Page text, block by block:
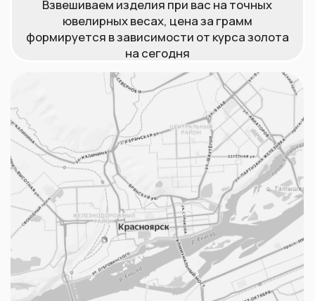
Для проверки драгоценных металлов мы
используем профессиональное оборудование и с
100% точностью определяем пробу изделия.
Vanta L – это самая современная модель
портативного анализатора металлов,
используется для проверки золота и других
металлов. Точно определяет процент золота в
металле, удобен в использовании, быстрое время
анализа.